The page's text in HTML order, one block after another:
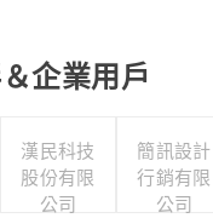
企業用戶
漢民科技
股份有限
公司
簡訊設計
行銷有限
公司